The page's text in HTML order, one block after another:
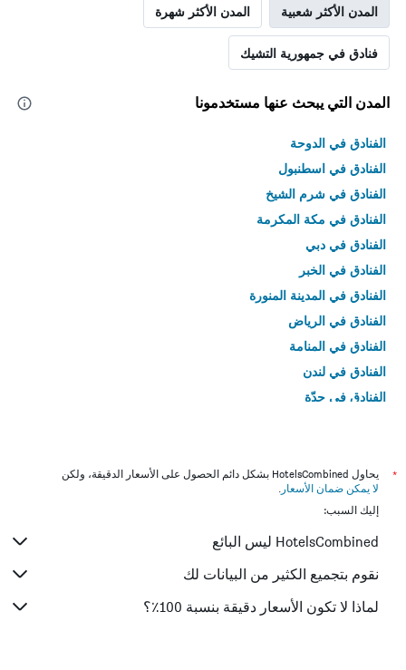
المدن الأكثر شعبية المدن الأكثر شهرة
فنادق في جمهورية التشيك
المدن التي يبحث عنها مستخدمونا
الفنادق في الدوحة
الفنادق في اسطنبول
الفنادق في شرم الشيخ
الفنادق في مكة المكرمة
الفنادق في دبي
الفنادق في الخبر
الفنادق في المدينة المنورة
الفنادق في الرياض
الفنادق في المنامة
الفنادق في لندن
الفنادق في جدّة
*
يحاول HotelsCombined بشكل دائم الحصول على الأسعار الدقيقة، ولكن
لا يمكن ضمان الأسعار .
إليك السبب:
HotelsCombined ليس البائع
نقوم بتجميع الكثير من البيانات لك
لماذا لا تكون الأسعار دقيقة بنسبة 100٪؟